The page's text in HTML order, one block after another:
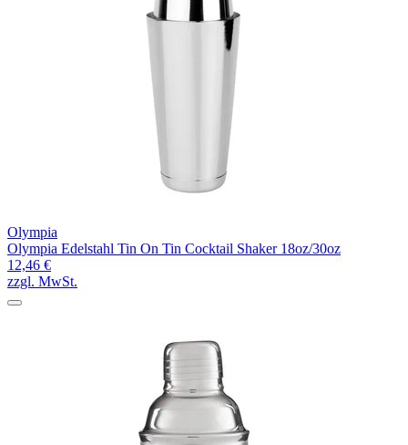
Olympia
Olympia Edelstahl Tin On Tin Cocktail Shaker 18oz/30oz
12,46 €
zzgl. MwSt.